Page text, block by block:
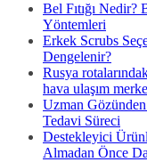
Bel Fıtığı Nedir?
Yöntemleri
Erkek Scrubs
Dengelenir?
Rusya
hava ulaşım
Uzman
Tedavi Süreci
Destekleyici
Almadan Önce